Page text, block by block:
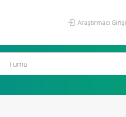
Araştırmacı Girişi